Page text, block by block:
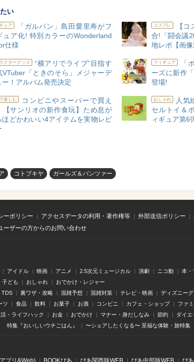
い
ュア
「ガルパン」島田愛里寿がフ
ュア化! 特別カラーのWonderland
仕様
コスプレ
【
合!「闘会議
地レポ【画像
クターグッズ
“横アリでライブ”目指す
VTuber「ときのそら」メジャーデ
ー！アルバム発売決定
フィギュア
「
ーズに新作
登場!
楽しむ
コンビニやスーパーで買え
【サンリオの新作食玩】ため息が
ほどかわいい4アイテムを実物レビ
おしゃれ
人気
セルトイ＆
ィギュア第6
コトブキヤ ガールズ＆パンツァー
ーポリシー アクセスデータの利用・著作権等 外部送信ポリシー
ーザーの方からのお問い合わせ
アイドル 映画 アニメ 2.5次元ミュージカル 演劇 ニコ動 本・
子ども おしゃれ おでかけ・レジャー
TDS 裏ワザ・攻略 混雑予想 混雑対策 テレビ・映画 ディズニー
ツ 食品 飲料 お菓子 お酒 コンビニ カフェ・ショップ ファ
・ライフハック お金 おでかけ マナー・身だしなみ 節約 ダイエ
特集『おいしいウチごはん』 〜シェアしたくなる〜 至福な体験・旅特集
プリ&Web) BOOKぴあ ぴあ関⻄版WEB ぴあ中部版WEB ぴ